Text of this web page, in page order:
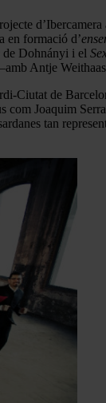
en formació d’
de Dohnányi i el
Antje
Ciutat de
com Joaquim
tan